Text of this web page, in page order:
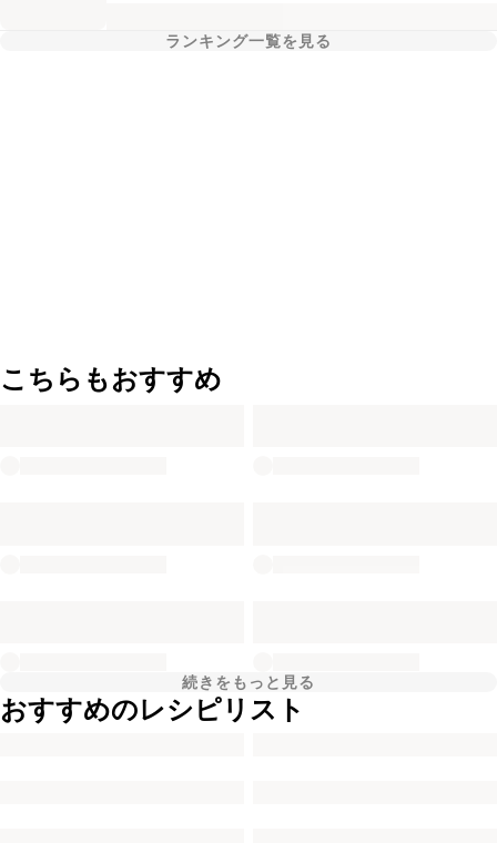
ランキング一覧を見る
こちらもおすすめ
続きをもっと見る
おすすめのレシピリスト